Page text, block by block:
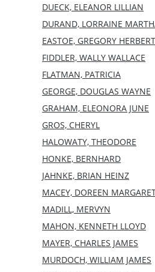
DUECK, ELEANOR LILLIAN
DURAND, LORRAINE
EASTOE, GREGORY HERBERT
FIDDLER, WALLY WALLACE
FLATMAN, PATRICIA
GEORGE, DOUGLAS WAYNE
GRAHAM, ELEONORA JUNE
GROS, CHERYL
HALOWATY, THEODORE
HONKE, BERNHARD
JAHNKE, BRIAN HEINZ
MACEY, DOREEN
MADILL, MERVYN
MAHON, KENNETH LLOYD
MAYER, CHARLES JAMES
MURDOCH, WILLIAM JAMES